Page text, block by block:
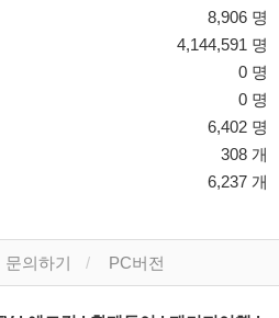
8,906 명
4,144,591 명
0 명
0 명
6,402 명
308 개
6,237 개
문의하기 PC버전